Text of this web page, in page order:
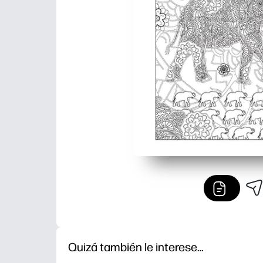
Quizá también le interese…